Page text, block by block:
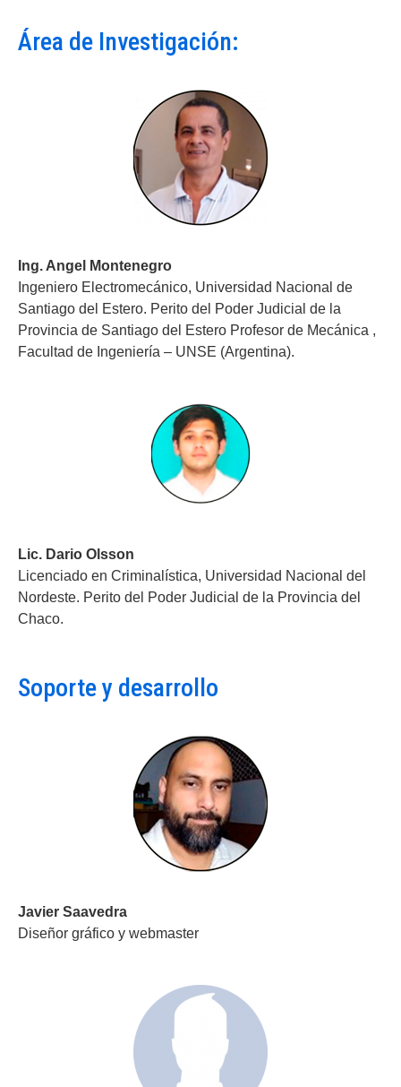
Área de Investigación:
Ing. Angel Montenegro
Ingeniero Electromecánico, Universidad Nacional de
Santiago del Estero. Perito del Poder Judicial de la
Provincia de Santiago del Estero Profesor de Mecánica ,
Facultad de Ingeniería – UNSE (Argentina).
Lic. Dario Olsson
Licenciado en Criminalística, Universidad Nacional del
Nordeste. Perito del Poder Judicial de la Provincia del
Chaco.
Soporte y desarrollo
Javier Saavedra
Diseñor gráfico y webmaster